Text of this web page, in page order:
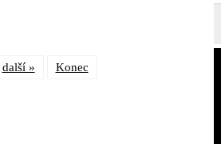
další » Konec